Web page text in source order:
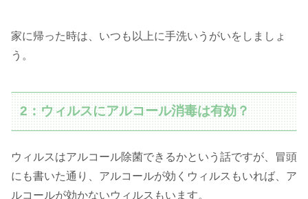
家に帰った時は、いつも以上に手洗いうがいをしましょ
う。
2：ウィルスにアルコール消毒は有効？
ウィルスはアルコール除菌できるかという話ですが、冒頭
にも書いた通り、アルコールが効くウィルスもいれば、ア
ルコールが効かないウィルスもいます。